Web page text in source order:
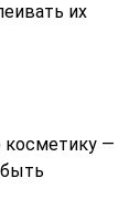
их
косметику —